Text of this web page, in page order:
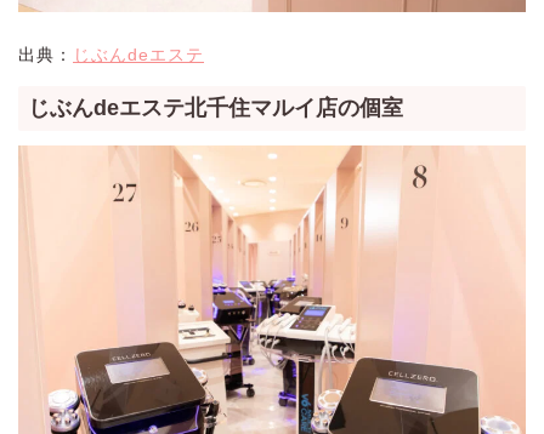
出典： じぶんdeエステ
じぶんdeエステ北千住マルイ店の個室